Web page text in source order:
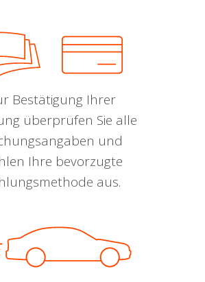
Bestätigung Ihrer
überprüfen Sie alle
und
Ihre bevorzugte
aus.